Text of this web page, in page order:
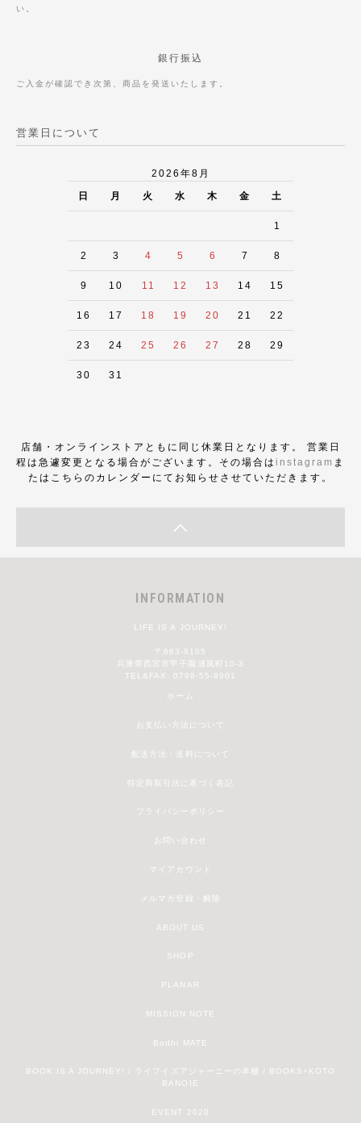
い。
銀行振込
ご入金が確認でき次第、商品を発送いたします。
営業日について
2026年8月
日 月 火 水 木 金 土
1
2 3 4 5 6 7 8
9 10 11 12 13 14 15
16 17 18 19 20 21 22
23 24 25 26 27 28 29
30 31
店舗・オンラインストアともに同じ休業日となります。 営業日
程は急遽変更となる場合がございます。その場合は instagram ま
たはこちらのカレンダーにてお知らせさせていただきます。
INFORMATION
LIFE IS A JOURNEY!
〒663-8165
兵庫県西宮市甲子園浦風町10-3
TEL&FAX: 0798-55-8901
ホーム
お支払い方法について
配送方法・送料について
特定商取引法に基づく表記
プライバシーポリシー
お問い合わせ
マイアカウント
メルマガ登録・解除
ABOUT US
SHOP
PLANAR
MISSION NOTE
Bodhi MATE
BOOK IS A JOURNEY! / ライフイズアジャーニーの本棚 / BOOKS+KOTO
BANOIE
EVENT 2020